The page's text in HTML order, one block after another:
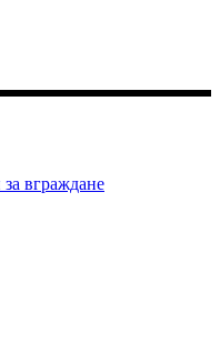
вграждане